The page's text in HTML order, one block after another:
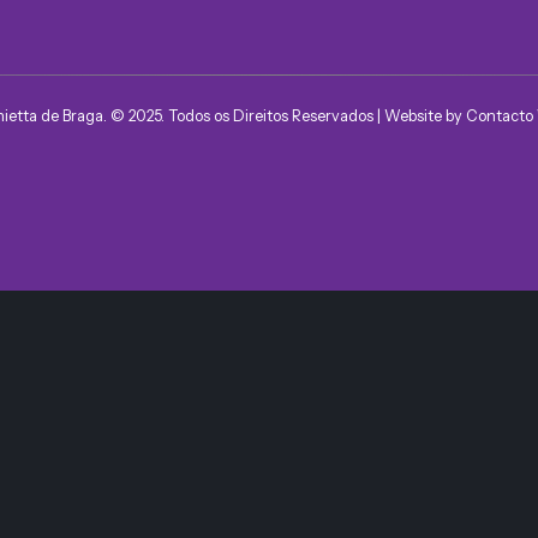
de Braga. © 2025. Todos os Direitos Reservados | Website by Contacto